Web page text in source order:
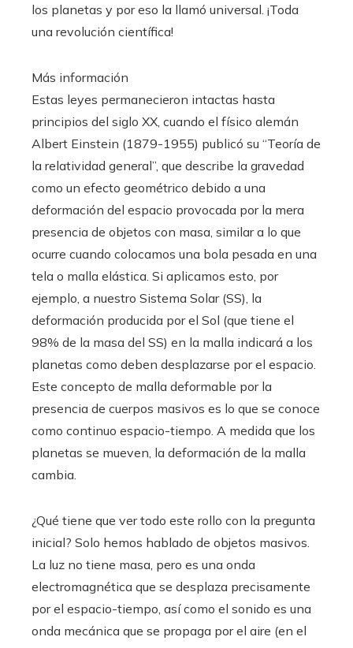
los planetas y por eso la llamó universal. ¡Toda
una revolución científica!
Más información
Estas leyes permanecieron intactas hasta
principios del siglo XX, cuando el físico alemán
Albert Einstein (1879-1955) publicó su “Teoría de
la relatividad general”, que describe la gravedad
como un efecto geométrico debido a una
deformación del espacio provocada por la mera
presencia de objetos con masa, similar a lo que
ocurre cuando colocamos una bola pesada en una
tela o malla elástica. Si aplicamos esto, por
ejemplo, a nuestro Sistema Solar (SS), la
deformación producida por el Sol (que tiene el
98% de la masa del SS) en la malla indicará a los
planetas como deben desplazarse por el espacio.
Este concepto de malla deformable por la
presencia de cuerpos masivos es lo que se conoce
como continuo espacio-tiempo. A medida que los
planetas se mueven, la deformación de la malla
cambia.
¿Qué tiene que ver todo este rollo con la pregunta
inicial? Solo hemos hablado de objetos masivos.
La luz no tiene masa, pero es una onda
electromagnética que se desplaza precisamente
por el espacio-tiempo, así como el sonido es una
onda mecánica que se propaga por el aire (en el